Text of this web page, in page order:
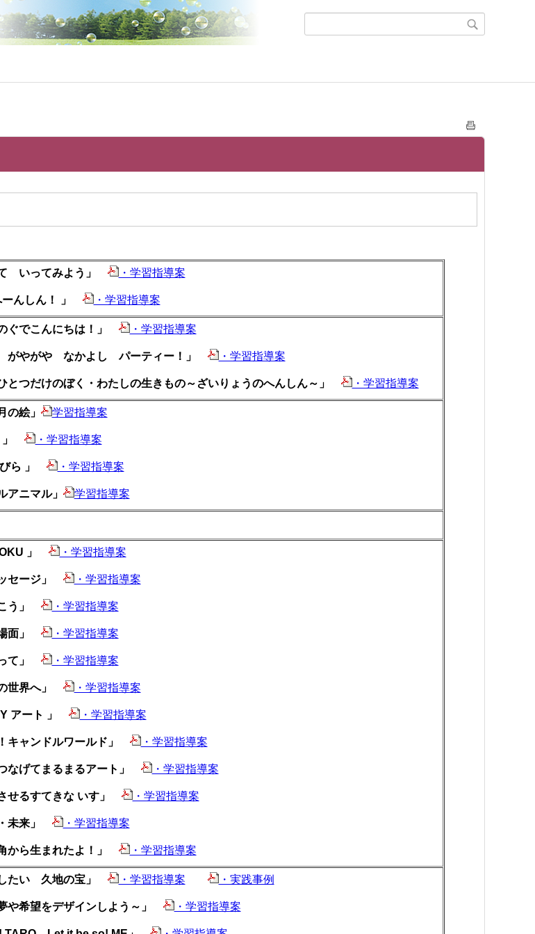
いってみよう」 ・学習指導案
んしん！ 」 ・学習指導案
ぐでこんにちは！」 ・学習指導案
がやがや なかよし パーティー！」 ・学習指導案
とつだけのぼく・わたしの生きもの～ざいりょうのへんしん～」 ・学習指導案
の絵」 学習指導案
」 ・学習指導案
ら 」 ・学習指導案
アニマル」 学習指導案
」 ・学習指導案
セージ」 ・学習指導案
う」 ・学習指導案
面」 ・学習指導案
て」 ・学習指導案
世界へ」 ・学習指導案
アート 」 ・学習指導案
キャンドルワールド」 ・学習指導案
なげてまるまるアート」 ・学習指導案
せるすてきな いす」 ・学習指導案
未来」 ・学習指導案
から生まれたよ！」 ・学習指導案
たい 久地の宝」 ・学習指導案 ・実践事例
や希望をデザインしよう～」 ・学習指導案